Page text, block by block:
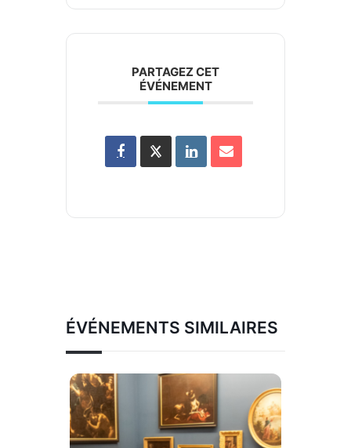
PARTAGEZ CET
ÉVÉNEMENT
ÉVÉNEMENTS SIMILAIRES